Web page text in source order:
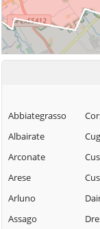
Abbiategrasso
Albairate
Arconate
Arese
Arluno
Assago